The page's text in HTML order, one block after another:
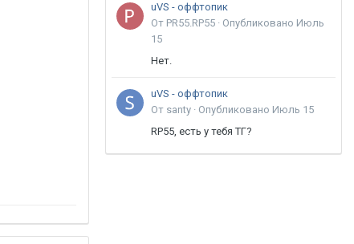
uVS - оффтопик
От PR55.RP55 · Опубликовано Июль
15
Нет.
uVS - оффтопик
От santy · Опубликовано Июль 15
RP55, есть у тебя ТГ?